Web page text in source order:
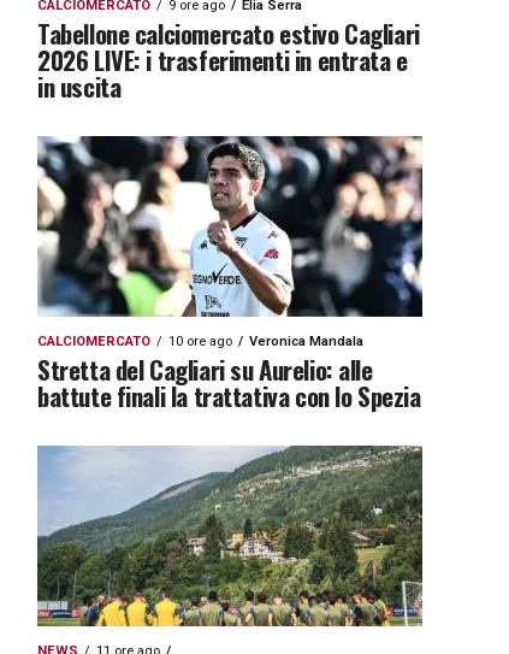
CALCIOMERCATO 9 ore ago Elia Serra
Tabellone calciomercato estivo Cagliari
2026 LIVE: i trasferimenti in entrata e
in uscita
CALCIOMERCATO 10 ore ago Veronica Mandala
Stretta del Cagliari su Aurelio: alle
battute finali la trattativa con lo Spezia